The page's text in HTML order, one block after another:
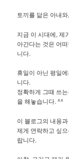
토끼를 닮은 아내
지금 이 시대에, 제
아간다는 것은 어
니다.
휴일이 아닌 평일
니다.
정확하게 그때 쓰
을 해놓습니다. ^^
이 블로그의 내용
제게 연락하고 싶
랍니다.